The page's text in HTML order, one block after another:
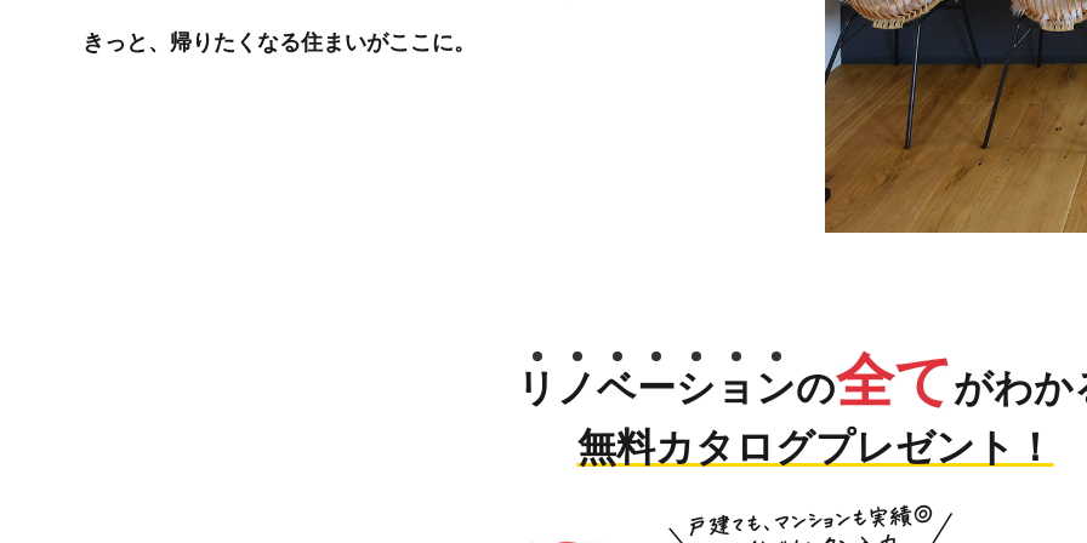
きっと、帰りたくなる住まいがここに。
リ ノベーシ ョ ンの全てがわか
無料カタログプレゼント！